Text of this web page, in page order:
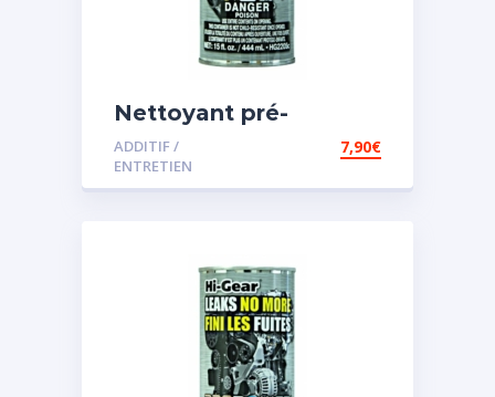
Nettoyant pré-
vidange
ADDITIF /
ENTRETIEN
7,90€